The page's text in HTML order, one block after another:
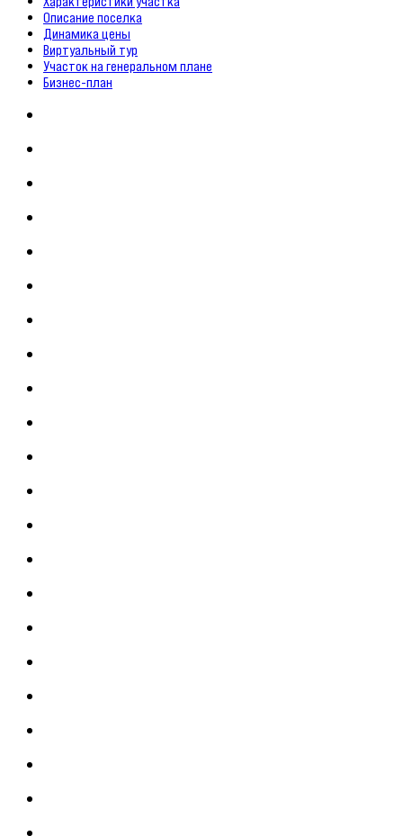
Описание поселка
Динамика цены
Виртуальный тур
Участок на генеральном плане
Бизнес-план